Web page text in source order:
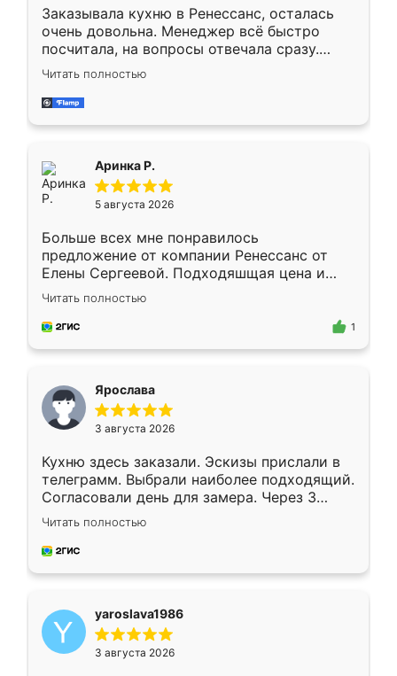
Заказывала кухню в Ренессанс, осталась
очень довольна. Менеджер всё быстро
посчитала, на вопросы отвечала сразу.
Замерщик приехал в субботу, подошёл к
делу со всей ответственностью. Собрали
за день, ребята работали аккуратно, даже
Читать полностью
Аринка Р.
5 августа 2026
Больше всех мне понравилось
предложение от компании Ренессанс от
Елены Сергеевой. Подходяшщая цена и
короткие сроки изготовления. Приехавший
для замера сотрудник Владислав
предложил по моему эскизу самый
Читать полностью
1
Ярослава
3 августа 2026
Кухню здесь заказали. Эскизы прислали в
телеграмм. Выбрали наиболее подходящий.
Согласовали день для замера. Через 3
недели кухня была уже готова. Остались
довольны работой. Спасибо Ренессанс
мебель за качественную работу!
Читать полностью
yaroslava1986
3 августа 2026